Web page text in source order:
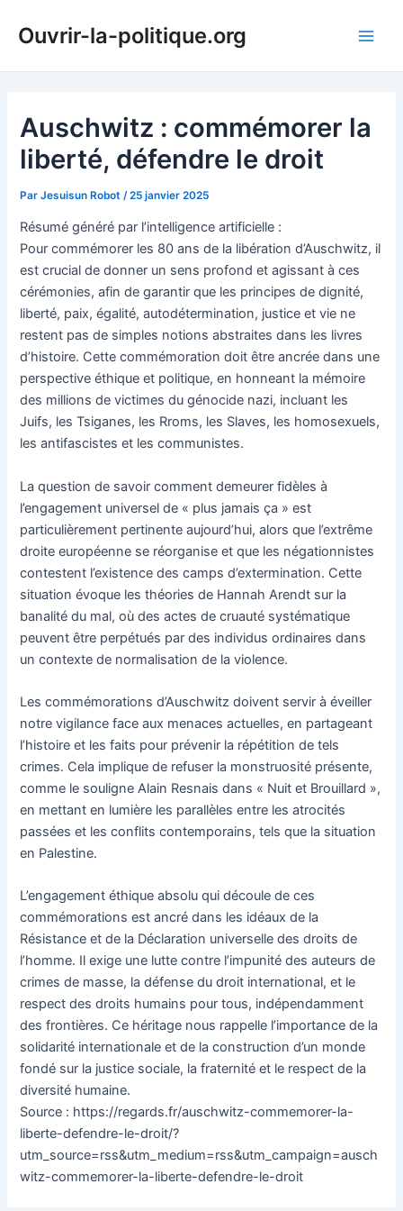
Ouvrir-la-politique.org
Auschwitz : commémorer la
liberté, défendre le droit
ParJesuisun Robot /25 janvier 2025
Résumé généré par l’intelligence artificielle :
Pour commémorer les 80 ans de la libération d’Auschwitz, il
est crucial de donner un sens profond et agissant à ces
cérémonies, afin de garantir que les principes de dignité,
liberté, paix, égalité, autodétermination, justice et vie ne
restent pas de simples notions abstraites dans les livres
d’histoire. Cette commémoration doit être ancrée dans une
perspective éthique et politique, en honneant la mémoire
des millions de victimes du génocide nazi, incluant les
Juifs, les Tsiganes, les Rroms, les Slaves, les homosexuels,
les antifascistes et les communistes.
La question de savoir comment demeurer fidèles à
l’engagement universel de « plus jamais ça » est
particulièrement pertinente aujourd’hui, alors que l’extrême
droite européenne se réorganise et que les négationnistes
contestent l’existence des camps d’extermination. Cette
situation évoque les théories de Hannah Arendt sur la
banalité du mal, où des actes de cruauté systématique
peuvent être perpétués par des individus ordinaires dans
un contexte de normalisation de la violence.
Les commémorations d’Auschwitz doivent servir à éveiller
notre vigilance face aux menaces actuelles, en partageant
l’histoire et les faits pour prévenir la répétition de tels
crimes. Cela implique de refuser la monstruosité présente,
comme le souligne Alain Resnais dans « Nuit et Brouillard »,
en mettant en lumière les parallèles entre les atrocités
passées et les conflits contemporains, tels que la situation
en Palestine.
L’engagement éthique absolu qui découle de ces
commémorations est ancré dans les idéaux de la
Résistance et de la Déclaration universelle des droits de
l’homme. Il exige une lutte contre l’impunité des auteurs de
crimes de masse, la défense du droit international, et le
respect des droits humains pour tous, indépendamment
des frontières. Ce héritage nous rappelle l’importance de la
solidarité internationale et de la construction d’un monde
fondé sur la justice sociale, la fraternité et le respect de la
diversité humaine.
Source : https://regards.fr/auschwitz-commemorer-la-
liberte-defendre-le-droit/?
utm_source=rss&utm_medium=rss&utm_campaign=ausch
witz-commemorer-la-liberte-defendre-le-droit